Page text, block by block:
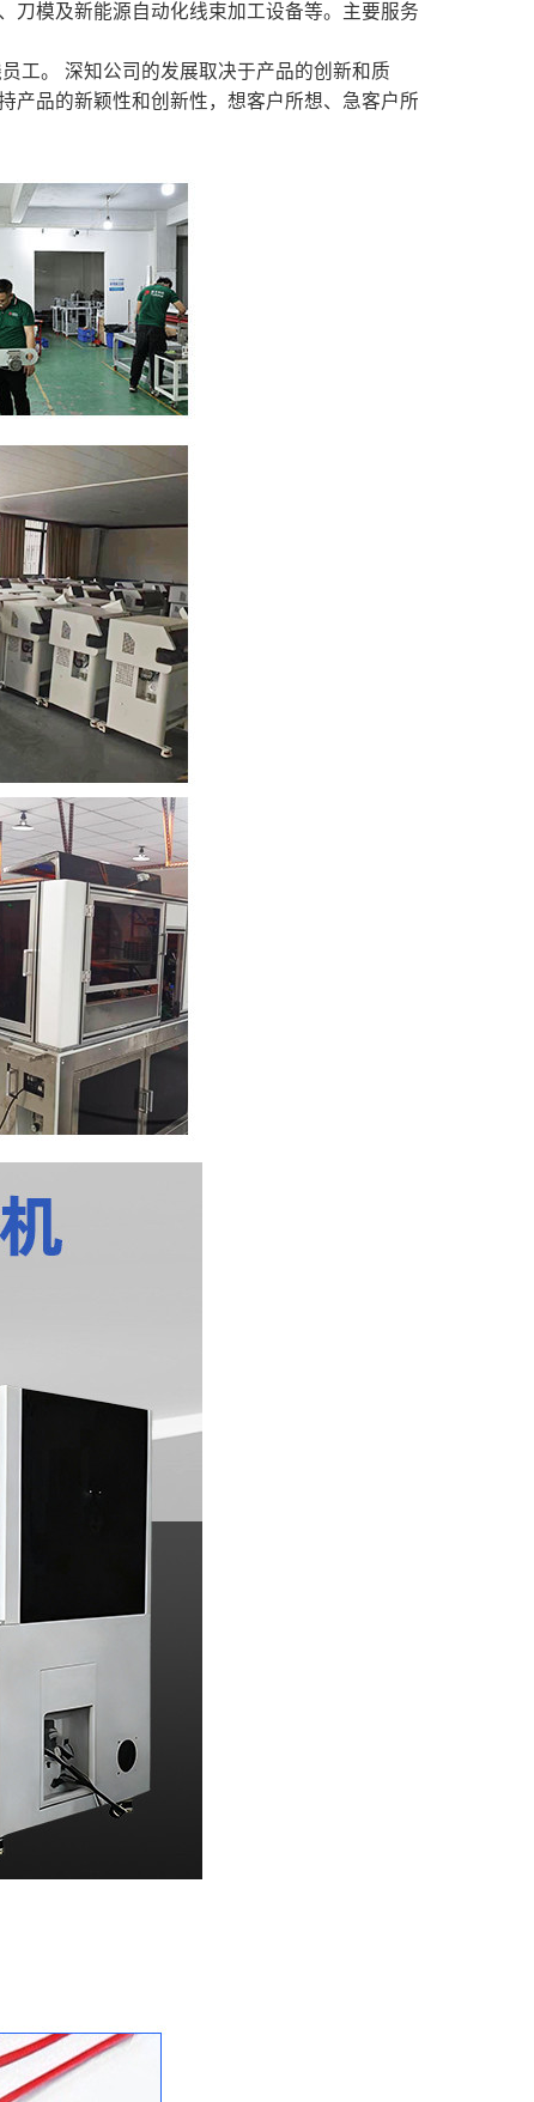
刀模及新能源自动化线束加工设备等。主要服务
工。 深知公司的发展取决于产品的创新和质
产品的新颖性和创新性，想客户所想、急客户所